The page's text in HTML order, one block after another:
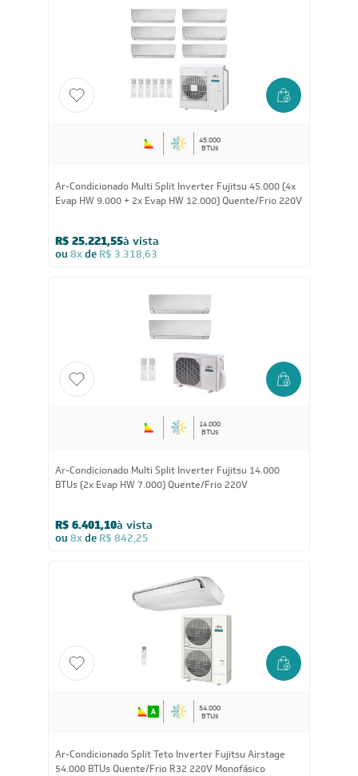
45.000
BTUs
Ar-Condicionado Multi Split Inverter Fujitsu 45.000 (4x
Evap HW 9.000 + 2x Evap HW 12.000) Quente/Frio 220V
R$ 25.221,55à vista
ou 8xde R$ 3.318,63
14.000
BTUs
Ar-Condicionado Multi Split Inverter Fujitsu 14.000
BTUs (2x Evap HW 7.000) Quente/Frio 220V
R$ 6.401,10à vista
ou 8xde R$ 842,25
54.000
BTUs
Ar-Condicionado Split Teto Inverter Fujitsu Airstage
54.000 BTUs Quente/Frio R32 220V Monofásico